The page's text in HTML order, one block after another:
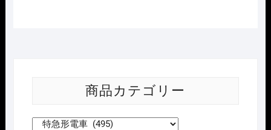
商品カテゴリー